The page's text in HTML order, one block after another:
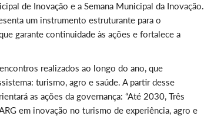
de Inovação e a Semana Municipal da Inovação.
um instrumento estruturante para o
garante continuidade às ações e fortalece a
realizados ao longo do ano, que
turismo, agro e saúde. A partir desse
as ações da governança: “Até 2030, Três
em inovação no turismo de experiência, agro e